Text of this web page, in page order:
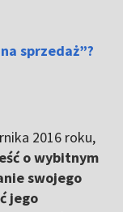
sprzedaż”?
2016 roku,
o wybitnym
swojego
jego